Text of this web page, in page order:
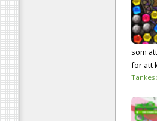
som
för att